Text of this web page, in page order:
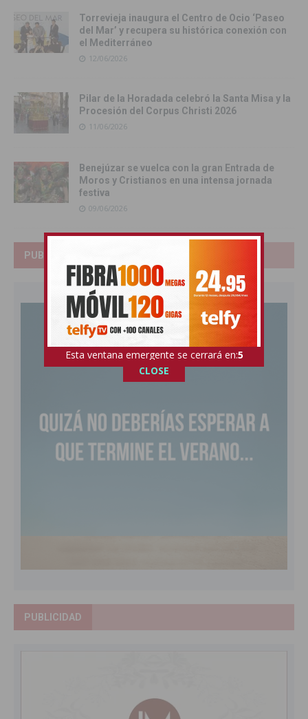
Torrevieja inaugura el Centro de Ocio ‘Paseo
del Mar’ y recupera su histórica conexión con
el Mediterráneo
12/06/2026
Pilar de la Horadada celebró la Santa Misa y la
Procesión del Corpus Christi 2026
11/06/2026
Benejúzar se vuelca con la gran Entrada de
Moros y Cristianos en una intensa jornada
festiva
09/06/2026
PUBLICIDAD
PUBLICIDAD
Esta ventana emergente se cerrará en:4
CLOSE